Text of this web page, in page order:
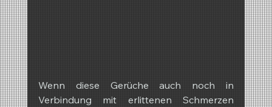
Wenn diese Gerüche auch noch in
Verbindung mit erlittenen Schmerzen